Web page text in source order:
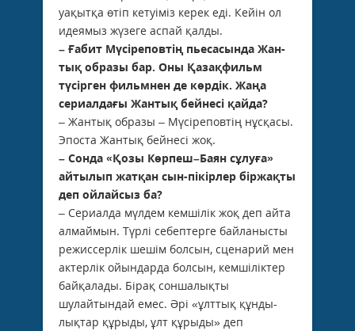
уақытқа өтіп кетуіміз керек еді. Кейін ол
идеямыз жүзеге аспай қалды.
– Ғабит Мүсіреповтің пьесасында Жан­
тық образы бар. Оны Қазақфильм
түсірген фильмнен де көрдік. Жаңа
сериалдағы Жан­тық бейнесі қайда?
– Жантық образы – Мүсіреповтің нұс­қасы.
Эпоста Жантық бейнесі жоқ.
– Сонда «Қозы Көрпеш–Баян сұлуға»
айтылып жатқан сын-пікірлер біржақты
деп ойлайсыз ба?
– Сериалда мүлдем кемшілік жоқ деп айта
алмаймын. Түрлі себептерге байла­ныс­ты
режиссерлік шешім болсын, сце­нарий мен
актерлік ойындарда болсын, кемшіліктер
байқалады. Бірақ соншалықты
шулайтындай емес. Әрі «ұлттық құнды­
лықтар құрыды, ұлт құрыды» деп